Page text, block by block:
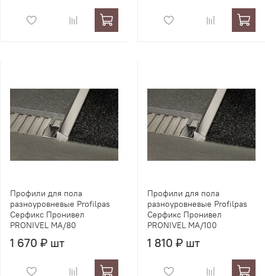
Профили для пола
разноуровневые Profilpas
Серфикс Пронивел
PRONIVEL MA/80
1 670 ₽ шт
Профили для пола
разноуровневые Profilpas
Серфикс Пронивел
PRONIVEL MA/100
1 810 ₽ шт